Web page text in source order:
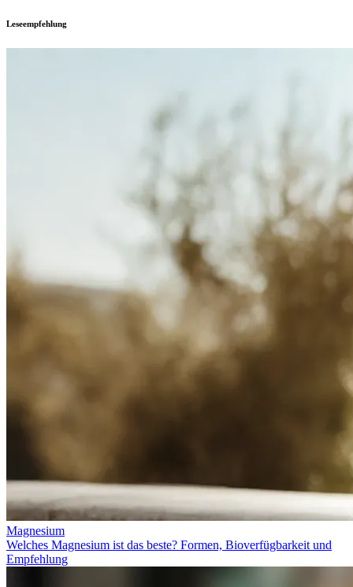
Leseempfehlung
Magnesium
Welches Magnesium ist das beste? Formen, Bioverfügbarkeit und
Empfehlung